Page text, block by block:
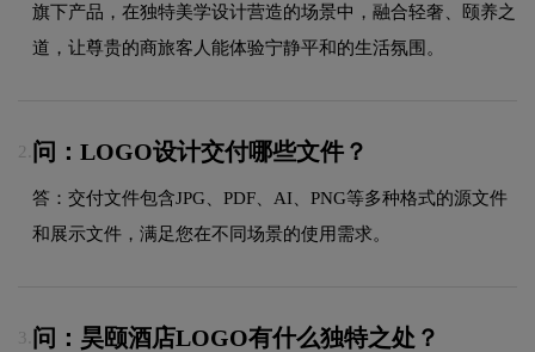
旗下产品，在独特美学设计营造的场景中，融合轻奢、颐养之
道，让尊贵的商旅客人能体验宁静平和的生活氛围。
2. 问：LOGO设计交付哪些文件？
答：交付文件包含JPG、PDF、AI、PNG等多种格式的源文件
和展示文件，满足您在不同场景的使用需求。
3. 问：昊颐酒店LOGO有什么独特之处？